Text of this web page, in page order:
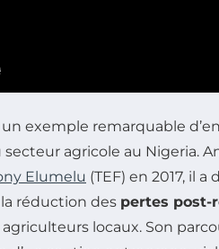
exemple remarquable
agricole au Nigeria.
Elumelu (TEF) en 2017, il
réduction des pertes post-
agriculteurs locaux. Son